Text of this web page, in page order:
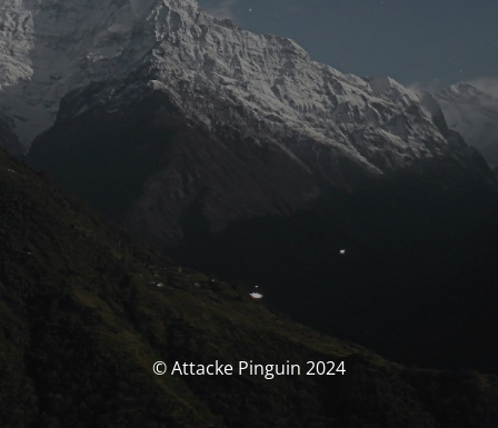
© Attacke Pinguin 2024